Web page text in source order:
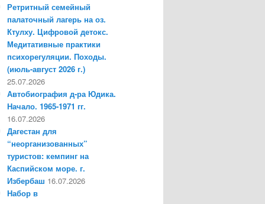
Ретритный семейный
палаточный лагерь на оз.
Ктулху. Цифровой детокс.
Медитативные практики
психорегуляции. Походы.
(июль-август 2026 г.)
25.07.2026
Автобиография д-ра Юдика.
Начало. 1965-1971 гг.
16.07.2026
Дагестан для
“неорганизованных”
туристов: кемпинг на
Каспийском море. г.
Избербаш 16.07.2026
Набор в